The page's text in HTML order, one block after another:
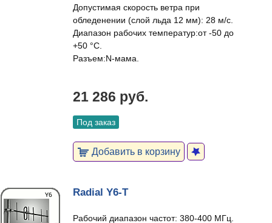
Допустимая скорость ветра при
обледенении (слой льда 12 мм): 28 м/c.
Диапазон рабочих температур:от -50 до
+50 °С.
Разъем:N-мама.
21 286 руб.
Под заказ
Добавить в корзину
Radial Y6-T
Рабочий диапазон частот: 380-400 МГц.